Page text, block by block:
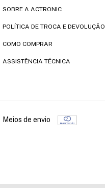
SOBRE A ACTRONIC
POLÍTICA DE TROCA E DEVOLUÇÃO
COMO COMPRAR
ASSISTÊNCIA TÉCNICA
Meios de envio